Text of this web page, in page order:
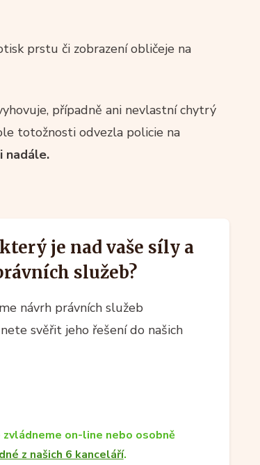
prstu či zobrazení obličeje na
případně ani nevlastní chytrý
totožnosti odvezla policie na
nadále.
je nad vaše síly a
služeb?
návrh právních služeb
svěřit jeho řešení do našich
zvládneme on-line nebo osobně
z našich 6 kanceláří.